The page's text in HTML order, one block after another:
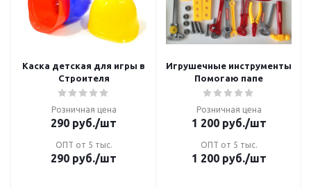
Каска детская для игры в
Строителя
Розничная цена
290 руб./шт
ОПТ от 5 тыс.
290 руб./шт
Игрушечные инструменты
Помогаю папе
Розничная цена
1 200руб./шт
ОПТ от 5 тыс.
1 200руб./шт